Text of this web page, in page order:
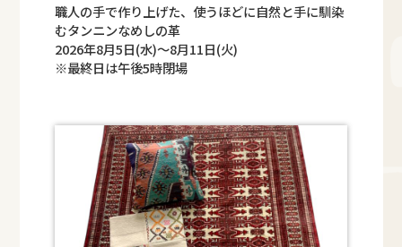
職人の手で作り上げた、使うほどに自然と手に馴染
むタンニンなめしの革
2026年8月5日(水)～8月11日(火)
※最終日は午後5時閉場